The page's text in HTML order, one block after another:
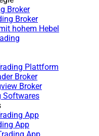
Broker
Broker
hohem Hebel
Plattform
Broker
Broker
Softwares
App
App